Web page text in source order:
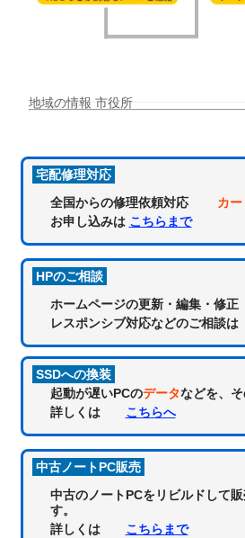
地域の情報 市役所
宅配修理対応
全国からの修理依頼対応 カ
お申し込みは こちらまで
HPのご相談
ホームページの更新・編集・修正
レスポンシブ対応などのご相談は
SSDへの換装
起動が遅いPCのデータなどを、
詳しくは こちらへ
中古ノートPC販売
中古のノートPCをリビルドして
す。
詳しくは こちらまで